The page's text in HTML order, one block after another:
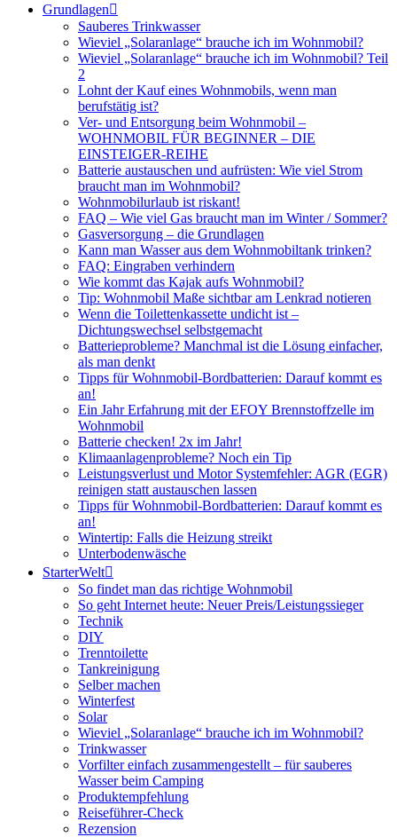
Grundlagen
Sauberes Trinkwasser
Wieviel „Solaranlage“ brauche ich im Wohnmobil?
Wieviel „Solaranlage“ brauche ich im Wohnmobil? Teil
2
Lohnt der Kauf eines Wohnmobils, wenn man
berufstätig ist?
Ver- und Entsorgung beim Wohnmobil –
WOHNMOBIL FÜR BEGINNER – DIE
EINSTEIGER-REIHE
Batterie austauschen und aufrüsten: Wie viel Strom
braucht man im Wohnmobil?
Wohnmobilurlaub ist riskant!
FAQ – Wie viel Gas braucht man im Winter / Sommer?
Gasversorgung – die Grundlagen
Kann man Wasser aus dem Wohnmobiltank trinken?
FAQ: Eingraben verhindern
Wie kommt das Kajak aufs Wohnmobil?
Tip: Wohnmobil Maße sichtbar am Lenkrad notieren
Wenn die Toilettenkassette undicht ist –
Dichtungswechsel selbstgemacht
Batterieprobleme? Manchmal ist die Lösung einfacher,
als man denkt
Tipps für Wohnmobil-Bordbatterien: Darauf kommt es
an!
Ein Jahr Erfahrung mit der EFOY Brennstoffzelle im
Wohnmobil
Batterie checken! 2x im Jahr!
Klimaanlagenprobleme? Noch ein Tip
Leistungsverlust und Motor Systemfehler: AGR (EGR)
reinigen statt austauschen lassen
Tipps für Wohnmobil-Bordbatterien: Darauf kommt es
an!
Wintertip: Falls die Heizung streikt
Unterbodenwäsche
StarterWelt
So findet man das richtige Wohnmobil
So geht Internet heute: Neuer Preis/Leistungssieger
Technik
DIY
Trenntoilette
Tankreinigung
Selber machen
Winterfest
Solar
Wieviel „Solaranlage“ brauche ich im Wohnmobil?
Trinkwasser
Vorfilter einfach zusammengestellt – für sauberes
Wasser beim Camping
Produktempfehlung
Reiseführer-Check
Rezension